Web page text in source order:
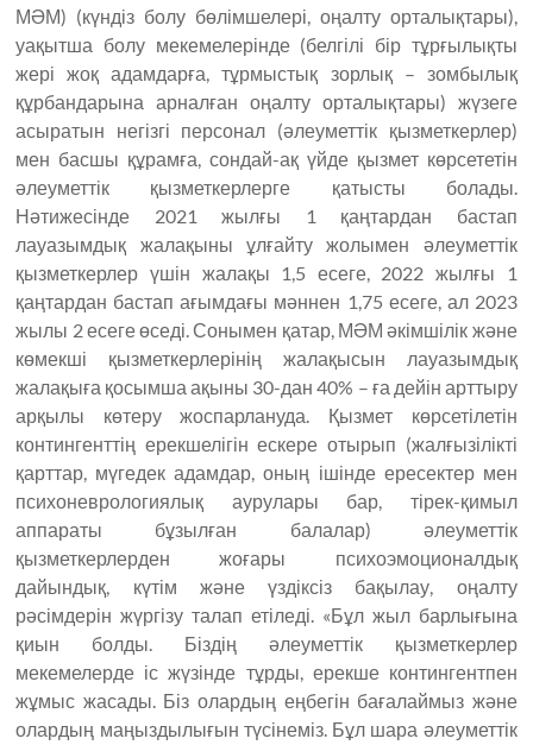
МӘМ) (күндіз болу бөлімшелері, оңалту орталықтары),
уақытша болу мекемелерінде (белгілі бір тұрғылықты
жері жоқ адамдарға, тұрмыстық зорлық – зомбылық
құрбандарына арналған оңалту орталықтары) жүзеге
асыратын негізгі персонал (әлеуметтік қызметкерлер)
мен басшы құрамға, сондай-ақ үйде қызмет көрсететін
әлеуметтік қызметкерлерге қатысты болады.
Нәтижесінде 2021 жылғы 1 қаңтардан бастап
лауазымдық жалақыны ұлғайту жолымен әлеуметтік
қызметкерлер үшін жалақы 1,5 есеге, 2022 жылғы 1
қаңтардан бастап ағымдағы мәннен 1,75 есеге, ал 2023
жылы 2 есеге өседі. Сонымен қатар, МӘМ әкімшілік және
көмекші қызметкерлерінің жалақысын лауазымдық
жалақыға қосымша ақыны 30-дан 40% – ға дейін арттыру
арқылы көтеру жоспарлануда. Қызмет көрсетілетін
контингенттің ерекшелігін ескере отырып (жалғызілікті
қарттар, мүгедек адамдар, оның ішінде ересектер мен
психоневрологиялық аурулары бар, тірек-қимыл
аппараты бұзылған балалар) әлеуметтік
қызметкерлерден жоғары психоэмоционалдық
дайындық, күтім және үздіксіз бақылау, оңалту
рәсімдерін жүргізу талап етіледі. «Бұл жыл барлығына
қиын болды. Біздің әлеуметтік қызметкерлер
мекемелерде іс жүзінде тұрды, ерекше контингентпен
жұмыс жасады. Біз олардың еңбегін бағалаймыз және
олардың маңыздылығын түсінеміз. Бұл шара әлеуметтік